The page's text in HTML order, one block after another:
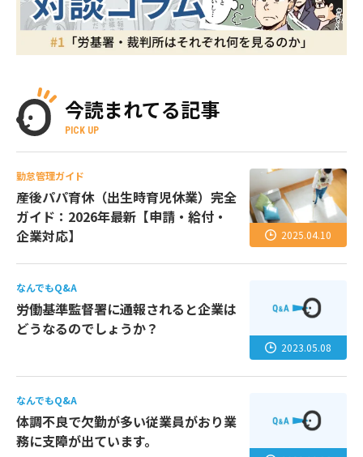
今読まれてる記事
PICK UP
勤怠管理ガイド
産後パパ育休（出生時育児休業）完全
ガイド：2026年最新【申請・給付・
企業対応】
2025.04.10
なんでもQ&A
労働基準監督署に通報されると企業は
どうなるのでしょうか？
2023.05.08
なんでもQ&A
体調不良で欠勤が多い従業員がおり業
務に支障が出ています。